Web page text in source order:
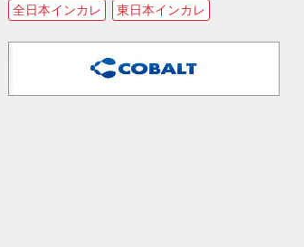
全日本インカレ
東日本インカレ